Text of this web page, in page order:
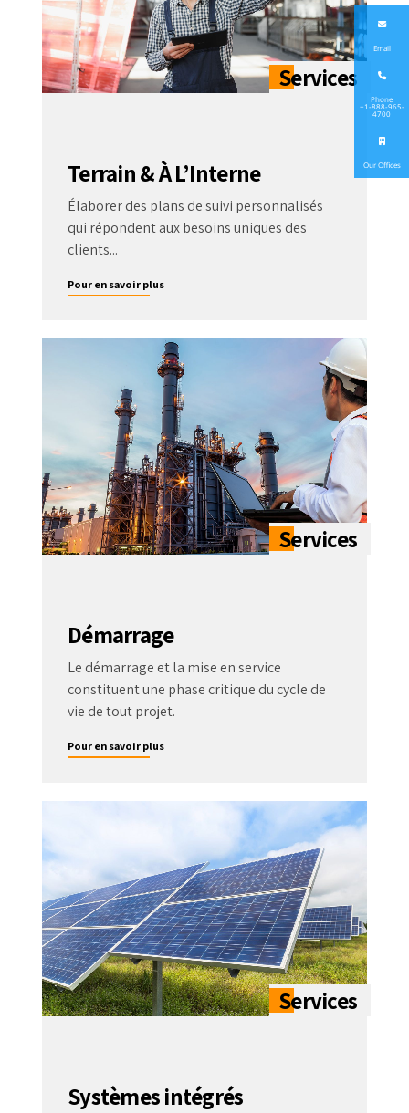
Terrain & À L’Interne
Élaborer des plans de suivi personnalisés
qui répondent aux besoins uniques des
clients...
Pour en savoir plus
Démarrage
Le démarrage et la mise en service
constituent une phase critique du cycle de
vie de tout projet.
Pour en savoir plus
Systèmes intégrés
Email
Phone
+1-888-965-
4700
Our Offices